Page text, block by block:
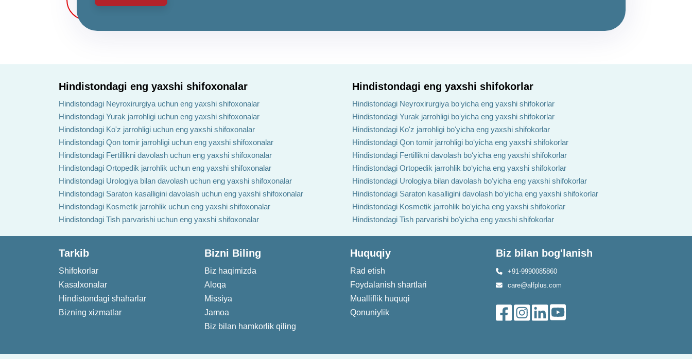
Hindistondagi eng yaxshi shifoxonalar
Hindistondagi Neyroxirurgiya uchun eng yaxshi shifoxonalar
Hindistondagi Yurak jarrohligi uchun eng yaxshi shifoxonalar
Hindistondagi Ko'z jarrohligi uchun eng yaxshi shifoxonalar
Hindistondagi Qon tomir jarrohligi uchun eng yaxshi shifoxonalar
Hindistondagi Fertillikni davolash uchun eng yaxshi shifoxonalar
Hindistondagi Ortopedik jarrohlik uchun eng yaxshi shifoxonalar
Hindistondagi Urologiya bilan davolash uchun eng yaxshi shifoxonalar
Hindistondagi Saraton kasalligini davolash uchun eng yaxshi shifoxonalar
Hindistondagi Kosmetik jarrohlik uchun eng yaxshi shifoxonalar
Hindistondagi Tish parvarishi uchun eng yaxshi shifoxonalar
Hindistondagi eng yaxshi shifokorlar
Hindistondagi Neyroxirurgiya boʻyicha eng yaxshi shifokorlar
Hindistondagi Yurak jarrohligi boʻyicha eng yaxshi shifokorlar
Hindistondagi Ko'z jarrohligi boʻyicha eng yaxshi shifokorlar
Hindistondagi Qon tomir jarrohligi boʻyicha eng yaxshi shifokorlar
Hindistondagi Fertillikni davolash boʻyicha eng yaxshi shifokorlar
Hindistondagi Ortopedik jarrohlik boʻyicha eng yaxshi shifokorlar
Hindistondagi Urologiya bilan davolash boʻyicha eng yaxshi shifokorlar
Hindistondagi Saraton kasalligini davolash boʻyicha eng yaxshi shifokorlar
Hindistondagi Kosmetik jarrohlik boʻyicha eng yaxshi shifokorlar
Hindistondagi Tish parvarishi boʻyicha eng yaxshi shifokorlar
Tarkib
Shifokorlar
Kasalxonalar
Hindistondagi shaharlar
Bizning xizmatlar
Bizni Biling
Biz haqimizda
Aloqa
Missiya
Jamoa
Biz bilan hamkorlik qiling
Huquqiy
Rad etish
Foydalanish shartlari
Mualliflik huquqi
Qonuniylik
Biz bilan bog'lanish
+91-9990085860
care@alfplus.com